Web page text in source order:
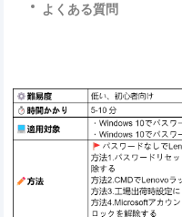
よくある質問